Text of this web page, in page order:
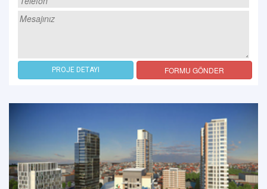
PROJE DETAYI FORMU GÖNDER